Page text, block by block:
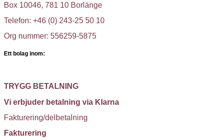
Box 10046, 781 10 Borlänge
Telefon: +46 (0) 243-25 50 10
Org nummer: 556259-5875
Ett bolag inom:
TRYGG BETALNING
Vi erbjuder betalning via Klarna
Fakturering/delbetalning
Fakturering